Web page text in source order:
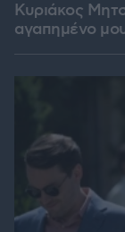
Κυριάκος
αγαπημένο